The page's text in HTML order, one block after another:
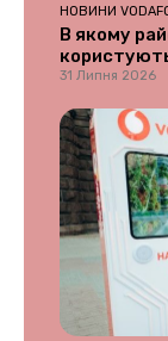
НОВИНИ
В якому
31 Липня 2026